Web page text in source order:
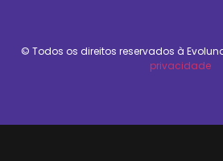
© Todos os direitos reservados à
privacidade